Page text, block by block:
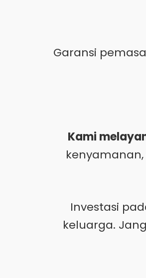
Garansi
Kami
Investasi
keluarga.